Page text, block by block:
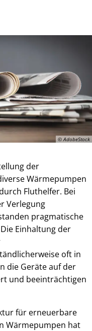
© AdobeStock
der
Wärmepumpen
Fluthelfer. Bei
Verlegung
pragmatische
Einhaltung der
oft in
die Geräte auf der
und beeinträchtigen
für erneuerbare
Wärmepumpen hat